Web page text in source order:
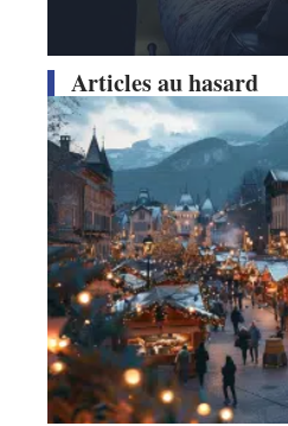
Articles au hasard